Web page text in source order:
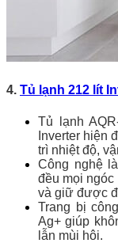
4. Tủ lạnh 212 lít
Tủ lạnh
Inverter hiện
trì nhiệt độ,
Công nghệ
đều mọi
và giữ được
Trang bị
Ag+ giúp
lẫn mùi hôi.